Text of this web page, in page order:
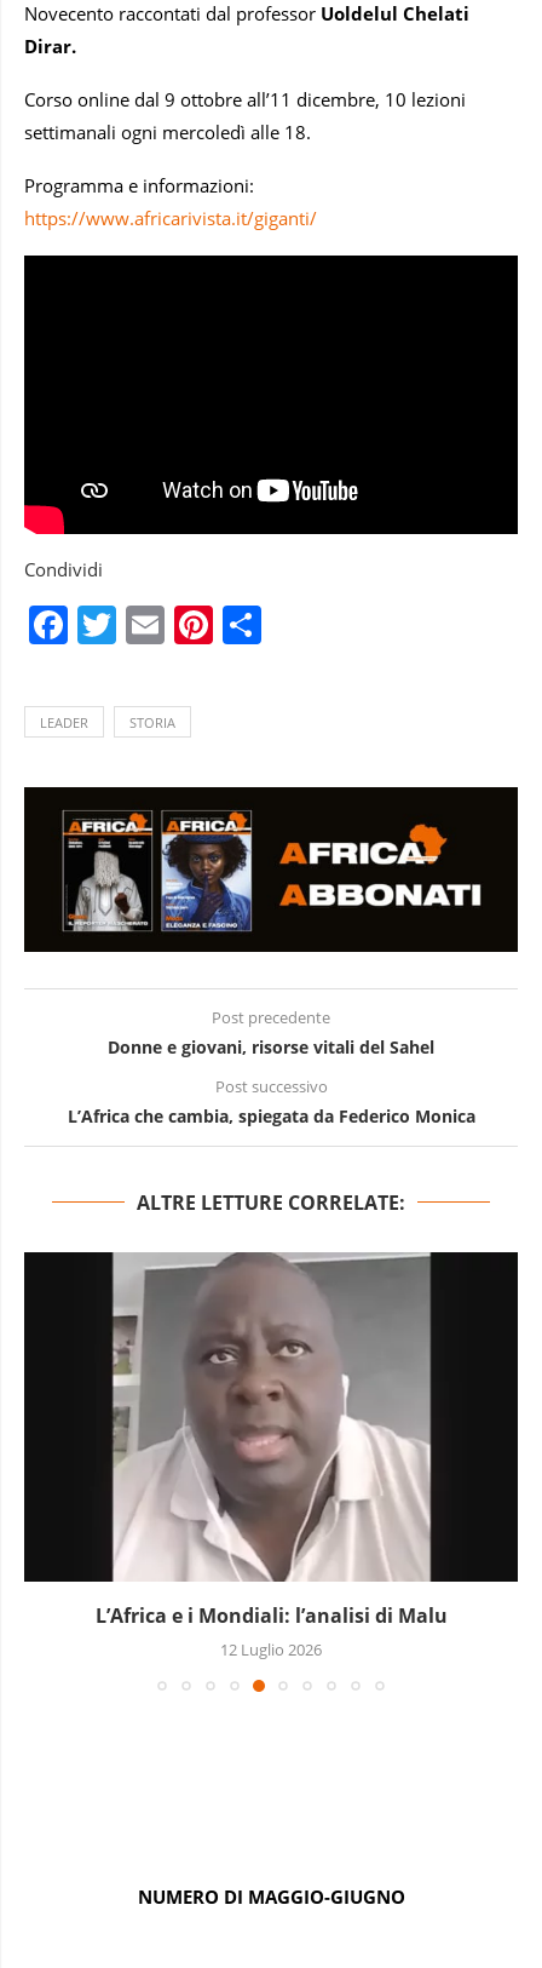
Novecento raccontati dal professor Uoldelul Chelati
Dirar.
Corso online dal 9 ottobre all’11 dicembre, 10 lezioni
settimanali ogni mercoledì alle 18.
Programma e informazioni:
https://www.africarivista.it/giganti/
Condividi
Facebook
Twitter
EmailPinterest
LEADER STORIA
Post precedente
Donne e giovani, risorse vitali del Sahel
Post successivo
L’Africa che cambia, spiegata da Federico Monica
ALTRE LETTURE CORRELATE:
L’Africa e i Mondiali: l’analisi di Malu
12 Luglio 2026
NUMERO DI MAGGIO-GIUGNO